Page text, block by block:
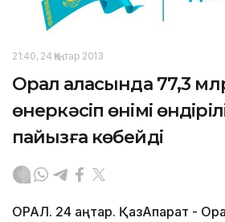
21:40, 24 Қаңтар 2013
Орал қаласында 77,3
өнеркәсіп өнімі
пайызға көбейді
ОРАЛ. 24 қаңтар. ҚазАқпарат -